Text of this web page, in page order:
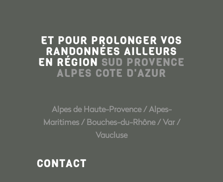
ET POUR PROLONGER VOS
RANDONNÉES AILLEURS
EN RÉGION SUD PROVENCE
ALPES COTE D'AZUR
Alpes de Haute-Provence/Alpes-
Maritimes/Bouches-du-Rhône/Var/
Vaucluse
CONTACT